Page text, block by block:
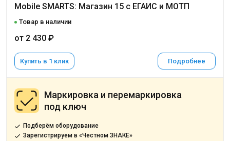
Mobile SMARTS: Магазин 15 с ЕГАИС и МОТП
Товар в наличии
от 2 430 ₽
Купить в 1 клик Подробнее
Маркировка и перемаркировка
под ключ
Подберём оборудование
Зарегистрируем в «Честном ЗНАКЕ»